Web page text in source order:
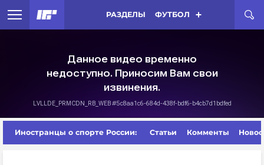
РАЗДЕЛЫ ФУТБОЛ
Иностранцы о спорте России: Статьи Комменты